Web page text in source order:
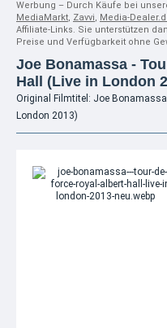
Werbung – Durch Käufe bei
MediaMarkt, Zavvi, Media-
Affiliate-Links. Sie unterstützen
Preise und Verfügbarkeit ohne
Joe Bonamassa -
Hall (Live in London
Original Filmtitel: Joe Bonamassa
London 2013)